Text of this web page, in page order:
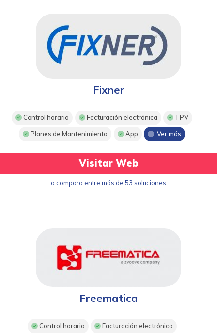
Fixner
Control horario Facturación electrónica TPV
Planes de Mantenimiento App Ver más
Visitar Web
o compara entre más de 53 soluciones
Freematica
Control horario Facturación electrónica